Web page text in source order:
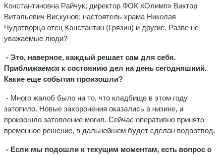
Константиновна Райчук; директор ФОК «Олимп» Виктор
Витальевич Вискунов; настоятель храма Николая
Чудотворца отец Константин (Грязин) и другие. Разве не
уважаемые люди?
- Это, наверное, каждый решает сам для себя.
Приближаемся к состоянию дел на день сегодняшний.
Какие еще события произошли?
- Много жалоб было на то, что кладбище в этом году
затопило. Новые захоронения оказались в низине, и
произошло затопление могил. Сейчас оперативно принято
временное решение, в дальнейшем будет сделан водоотвод.
- Если мы подошли к текущим моментам, есть вопрос о